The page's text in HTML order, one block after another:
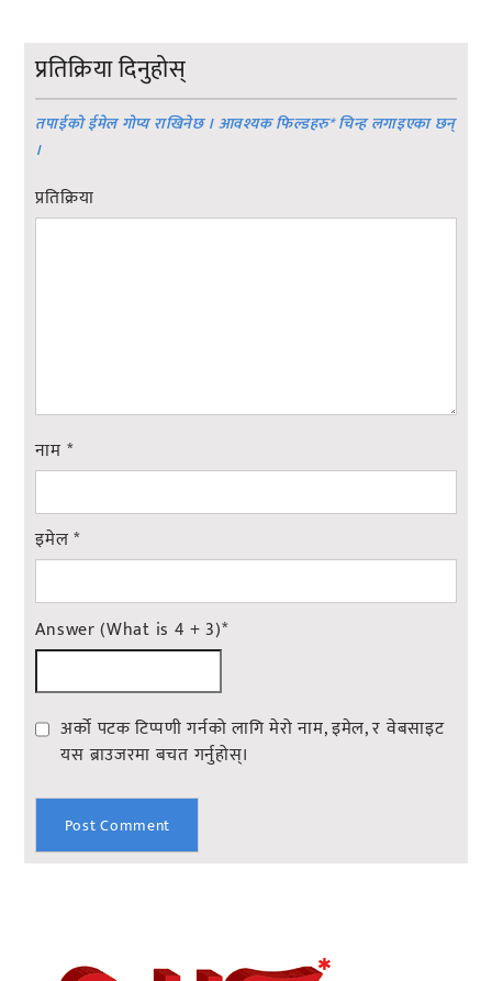
प्रतिक्रिया दिनुहोस्
तपाईको ईमेल गोप्य राखिनेछ । आवश्यक फिल्डहरु*चिन्ह लगाइएका छन्
।
प्रतिक्रिया
नाम *
इमेल*
Answer (What is 4 + 3)*
अर्को पटक टिप्पणी गर्नको लागि मेरो नाम, इमेल, र वेबसाइट
यस ब्राउजरमा बचत गर्नुहोस्।